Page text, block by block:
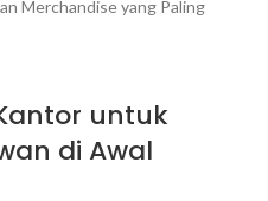
untuk
di Awal